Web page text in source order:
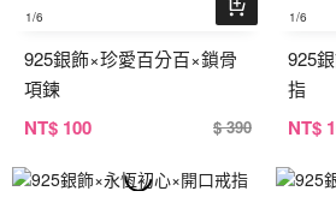
1/6
925銀飾×珍愛百分百×鎖骨
項鍊
NT$ 100 $ 390
1/6
925
指
NT$